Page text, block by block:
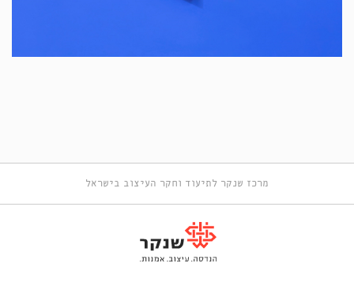
מרכז שנקר לתיעוד וחקר העיצוב בישראל